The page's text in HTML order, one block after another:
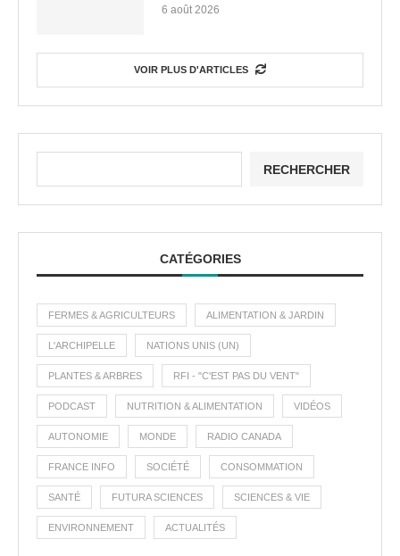
6 août 2026
VOIR PLUS D'ARTICLES
RECHERCHER
CATÉGORIES
FERMES & AGRICULTEURS ALIMENTATION & JARDIN
L'ARCHIPELLE NATIONS UNIS (UN)
PLANTES & ARBRES RFI - "C'EST PAS DU VENT"
PODCAST NUTRITION & ALIMENTATION VIDÉOS
AUTONOMIE MONDE RADIO CANADA
FRANCE INFO SOCIÉTÉ CONSOMMATION
SANTÉ FUTURA SCIENCES SCIENCES & VIE
ENVIRONNEMENT ACTUALITÉS